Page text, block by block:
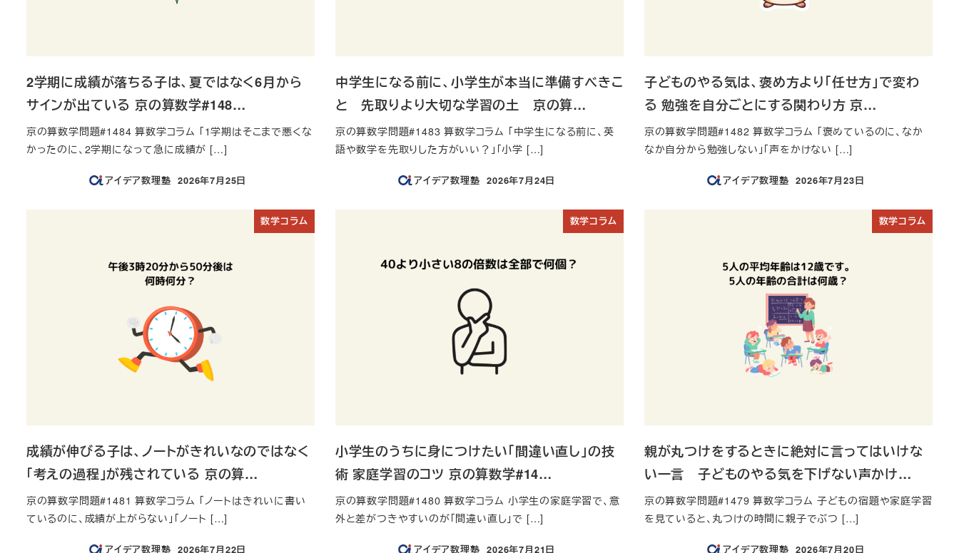
2学期に成績が落ちる子は、夏ではなく6月から
サインが出ている 京の算数学#148…
京の算数学問題#1484 算数学コラム 「1学期はそこまで悪くな
かったのに、2学期になって急に成績が […]
アイデア数理塾
投稿日
2026年7月25日
中学生になる前に、小学生が本当に準備すべきこ
と 先取りより大切な学習の土 京の算…
京の算数学問題#1483 算数学コラム 「中学生になる前に、英
語や数学を先取りした方がいい？」「小学 […]
アイデア数理塾
投稿日
2026年7月24日
子どものやる気は、褒め方より「任せ方」で変わ
る 勉強を自分ごとにする関わり方 京…
京の算数学問題#1482 算数学コラム 「褒めているのに、なか
なか自分から勉強しない」「声をかけない […]
アイデア数理塾
投稿日
2026年7月23日
数学コラム
成績が伸びる子は、ノートがきれいなのではなく
「考えの過程」が残されている 京の算…
京の算数学問題#1481 算数学コラム 「ノートはきれいに書い
ているのに、成績が上がらない」「ノート […]
アイデア数理塾 2026年7月22日
数学コラム
小学生のうちに身につけたい「間違い直し」の技
術 家庭学習のコツ 京の算数学#14…
京の算数学問題#1480 算数学コラム 小学生の家庭学習で、意
外と差がつきやすいのが「間違い直し」で […]
アイデア数理塾 2026年7月21日
数学コラム
親が丸つけをするときに絶対に言ってはいけな
い一言 子どものやる気を下げない声かけ…
京の算数学問題#1479 算数学コラム 子どもの宿題や家庭学習
を見ていると、丸つけの時間に親子でぶつ […]
アイデア数理塾 2026年7月20日